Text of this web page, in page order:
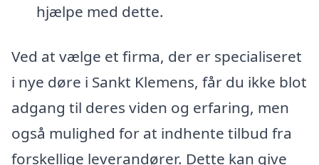
hjælpe med dette.
Ved at vælge et firma, der er specialiseret
i nye døre i Sankt Klemens, får du ikke blot
adgang til deres viden og erfaring, men
også mulighed for at indhente tilbud fra
forskellige leverandører. Dette kan give